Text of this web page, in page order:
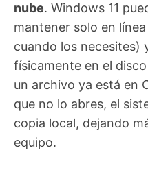
nube. Windows 11
mantener solo en
cuando los necesites)
físicamente en el
un archivo ya está en
que no lo abres, el
copia local, dejando
equipo.